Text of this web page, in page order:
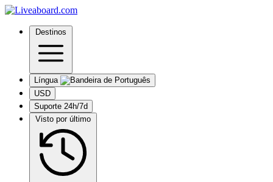
Destinos
Língua
USD
Suporte 24h/7d
Visto por último